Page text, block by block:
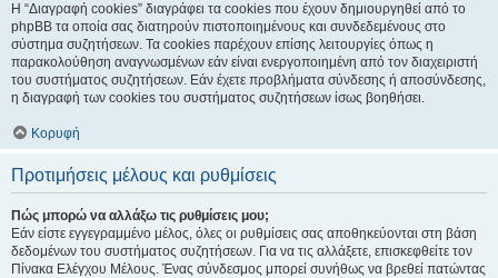
Η “Διαγραφή cookies” διαγράφει τα cookies που έχουν δημιουργηθεί από το
phpBB τα οποία σας διατηρούν πιστοποιημένους και συνδεδεμένους στο
σύστημα συζητήσεων. Τα cookies παρέχουν επίσης λειτουργίες όπως η
παρακολούθηση αναγνωσμένων εάν είναι ενεργοποιημένη από τον διαχειριστή
του συστήματος συζητήσεων. Εάν έχετε προβλήματα σύνδεσης ή αποσύνδεσης,
η διαγραφή των cookies του συστήματος συζητήσεων ίσως βοηθήσει.
Κορυφή
Προτιμήσεις μέλους και ρυθμίσεις
Πώς μπορώ να αλλάξω τις ρυθμίσεις μου;
Εάν είστε εγγεγραμμένο μέλος, όλες οι ρυθμίσεις σας αποθηκεύονται στη βάση
δεδομένων του συστήματος συζητήσεων. Για να τις αλλάξετε, επισκεφθείτε τον
Πίνακα Ελέγχου Μέλους. Ένας σύνδεσμος μπορεί συνήθως να βρεθεί πατώντας